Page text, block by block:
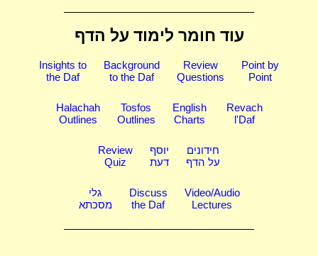
עוד חומר לימוד על הדף
Insights to
the Daf
Background
to the Daf
Review
Questions
Point by
Point
Halachah
Outlines
Tosfos
Outlines
English
Charts
Revach
l'Daf
Review
Quiz
יוסף
דעת
חידונים
על הדף
גלי
מסכתא
Discuss
the Daf
Video/Audio
Lectures